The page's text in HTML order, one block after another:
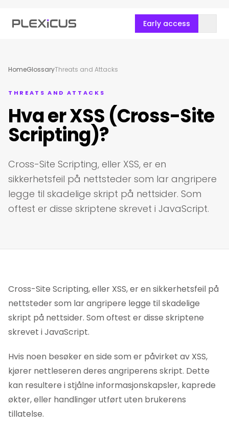
Early access
HomeGlossaryThreats and Attacks
THREATS AND ATTACKS
Hva er XSS (Cross-Site
Scripting)?
Cross-Site Scripting, eller XSS, er en
sikkerhetsfeil på nettsteder som lar angripere
legge til skadelige skript på nettsider. Som
oftest er disse skriptene skrevet i JavaScript.
Cross-Site Scripting, eller XSS, er en sikkerhetsfeil på
nettsteder som lar angripere legge til skadelige
skript på nettsider. Som oftest er disse skriptene
skrevet i JavaScript.
Hvis noen besøker en side som er påvirket av XSS,
kjører nettleseren deres angriperens skript. Dette
kan resultere i stjålne informasjonskapsler, kaprede
økter, eller handlinger utført uten brukerens
tillatelse.